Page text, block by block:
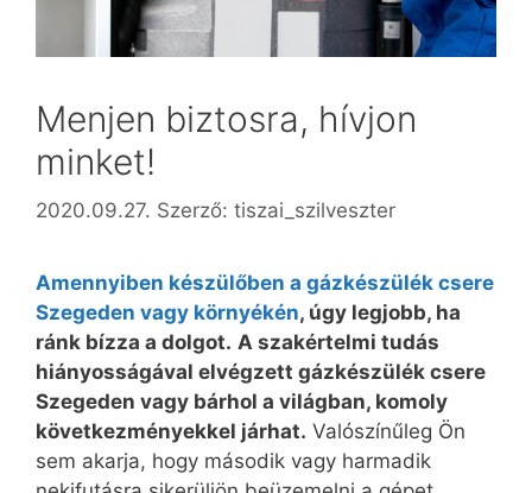
Menjen biztosra, hívjon
minket!
2020.09.27. Szerző: tiszai_szilveszter
Amennyiben készülőben a gázkészülék csere
Szegeden vagy környékén, úgy legjobb, ha
ránk bízza a dolgot. A szakértelmi tudás
hiányosságával elvégzett gázkészülék csere
Szegeden vagy bárhol a világban, komoly
következményekkel járhat. Valószínűleg Ön
sem akarja, hogy második vagy harmadik